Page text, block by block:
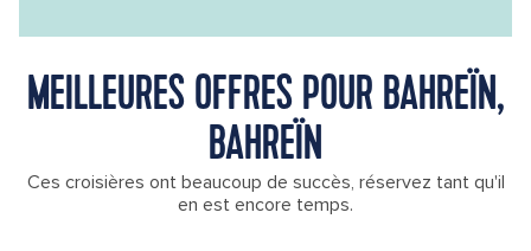
MEILLEURES OFFRES POUR BAHREÏN,
BAHREÏN
Ces croisières ont beaucoup de succès, réservez tant qu'il
en est encore temps.